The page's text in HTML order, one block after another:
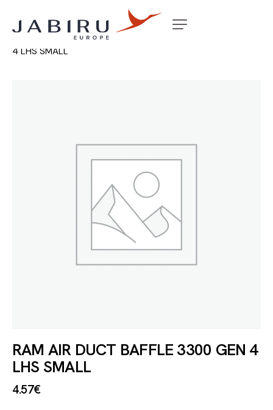
Accueil Non classé
4 LHS SMALL
RAM AIR DUCT BAFFLE 3300 GEN 4
LHS SMALL
4.57€